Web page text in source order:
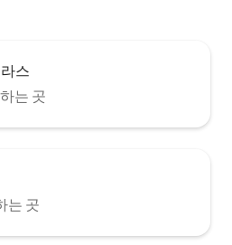
스
는 곳
는 곳